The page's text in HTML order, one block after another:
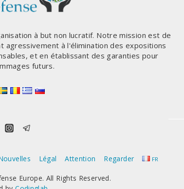
à but non lucratif. Notre mission est de
agressivement à l'élimination des expositions
et en établissant des garanties pour
futurs.
Légal Attention Regarder FR
Europe. All Rights Reserved.